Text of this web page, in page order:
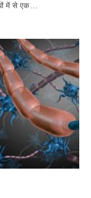
में से एक…